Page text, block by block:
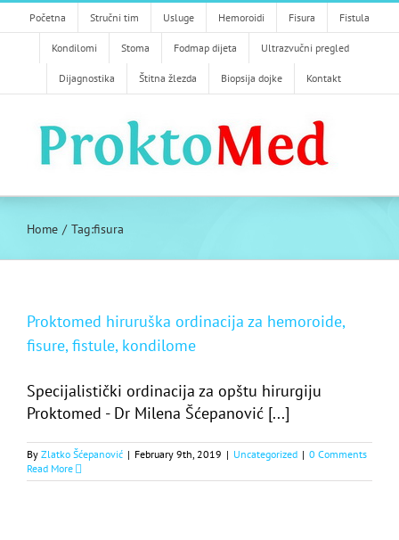
to
Početna Stručni tim Usluge Hemoroidi Fisura Fistula
Kondilomi Stoma Fodmap dijeta Ultrazvučni pregled
Dijagnostika Štitna žlezda Biopsija dojke Kontakt
Home Tag:fisura
Proktomed hiruruška ordinacija za hemoroide,
fisure, fistule, kondilome
Specijalistički ordinacija za opštu hirurgiju
Proktomed - Dr Milena Šćepanović [...]
By Zlatko Šćepanović | February 9th, 2019 | Uncategorized | 0 Comments
Read More